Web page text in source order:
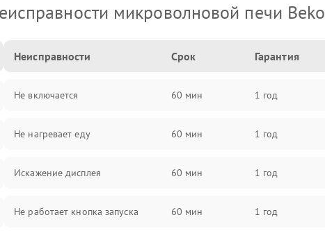
микроволновой печи Beko
Неисправности Срок Гарантия
Не включается 60 мин 1 год
Не нагревает еду 60 мин 1 год
Искажение дисплея 60 мин 1 год
Не работает кнопка запуска 60 мин 1 год